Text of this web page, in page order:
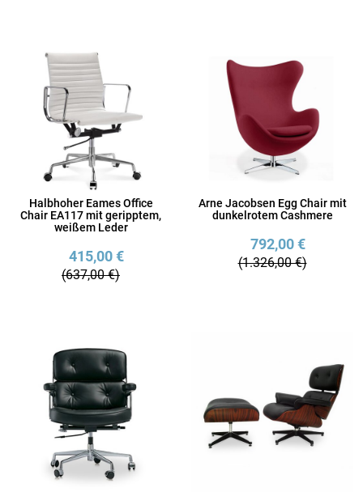
Halbhoher Eames Office
Chair EA117 mit geripptem,
weißem Leder
415,00 €
(637,00 €)
Arne Jacobsen Egg Chair mit
dunkelrotem Cashmere
792,00 €
(1.326,00 €)